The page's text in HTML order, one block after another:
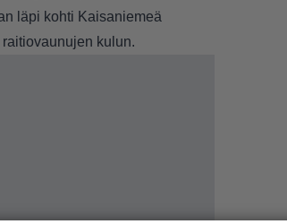
läpi kohti Kaisaniemeä
kulun.